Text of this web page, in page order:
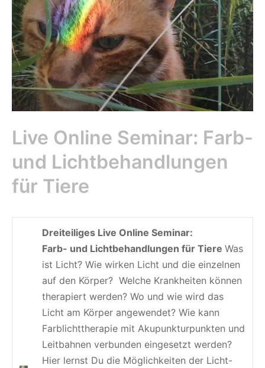
Live Online Seminar: Farb-
und Lichtbehandlungen
für Tiere
Dreiteiliges Live Online Seminar:
Farb- und Lichtbehandlungen für Tiere Was
ist Licht? Wie wirken Licht und die einzelnen
auf den Körper? Welche Krankheiten können
therapiert werden? Wo und wie wird das
Licht am Körper angewendet? Wie kann
Farblichttherapie mit Akupunkturpunkten und
Leitbahnen verbunden eingesetzt werden?
Hier lernst Du die Möglichkeiten der Licht-